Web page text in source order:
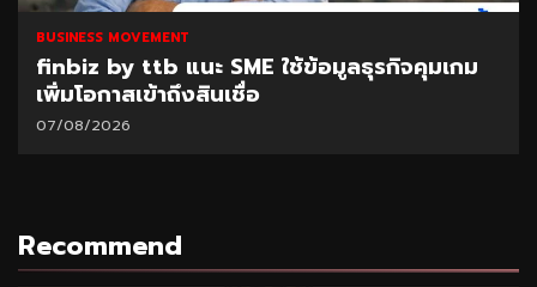
BUSINESS MOVEMENT
finbiz by ttb แนะ SME ใช้ข้อมูลธุรกิจคุมเกม
เพิ่มโอกาสเข้าถึงสินเชื่อ
07/08/2026
Recommend